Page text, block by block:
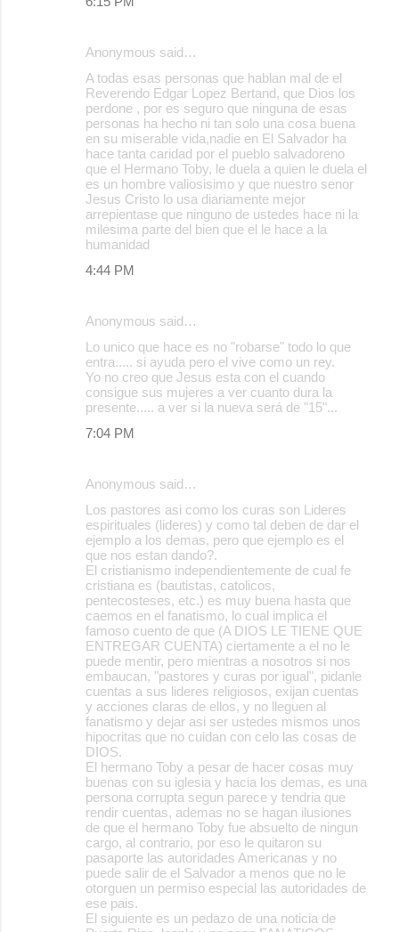
Anonymous said…
A todas esas personas que hablan mal de el
Reverendo Edgar Lopez Bertand, que Dios los
perdone , por es seguro que ninguna de esas
personas ha hecho ni tan solo una cosa buena
en su miserable vida,nadie en El Salvador ha
hace tanta caridad por el pueblo salvadoreno
que el Hermano Toby, le duela a quien le duela el
es un hombre valiosisimo y que nuestro senor
Jesus Cristo lo usa diariamente mejor
arrepientase que ninguno de ustedes hace ni la
milesima parte del bien que el le hace a la
humanidad
4:44 PM
Anonymous said…
Lo unico que hace es no "robarse" todo lo que
entra..... si ayuda pero el vive como un rey.
Yo no creo que Jesus esta con el cuando
consigue sus mujeres a ver cuanto dura la
presente..... a ver si la nueva será de "15"...
7:04 PM
Anonymous said…
Los pastores asi como los curas son Lideres
espirituales (lideres) y como tal deben de dar el
ejemplo a los demas, pero que ejemplo es el
que nos estan dando?.
El cristianismo independientemente de cual fe
cristiana es (bautistas, catolicos,
pentecosteses, etc.) es muy buena hasta que
caemos en el fanatismo, lo cual implica el
famoso cuento de que (A DIOS LE TIENE QUE
ENTREGAR CUENTA) ciertamente a el no le
puede mentir, pero mientras a nosotros si nos
embaucan, "pastores y curas por igual", pidanle
cuentas a sus lideres religiosos, exijan cuentas
y acciones claras de ellos, y no lleguen al
fanatismo y dejar asi ser ustedes mismos unos
hipocritas que no cuidan con celo las cosas de
DIOS.
El hermano Toby a pesar de hacer cosas muy
buenas con su iglesia y hacia los demas, es una
persona corrupta segun parece y tendria que
rendir cuentas, ademas no se hagan ilusiones
de que el hermano Toby fue absuelto de ningun
cargo, al contrario, por eso le quitaron su
pasaporte las autoridades Americanas y no
puede salir de el Salvador a menos que no le
otorguen un permiso especial las autoridades de
ese pais.
El siguiente es un pedazo de una noticia de